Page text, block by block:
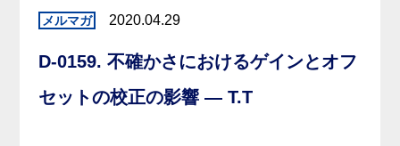
2020.04.29
D-0159. 不確かさにおけるゲインとオフ
セットの校正の影響 — T.T